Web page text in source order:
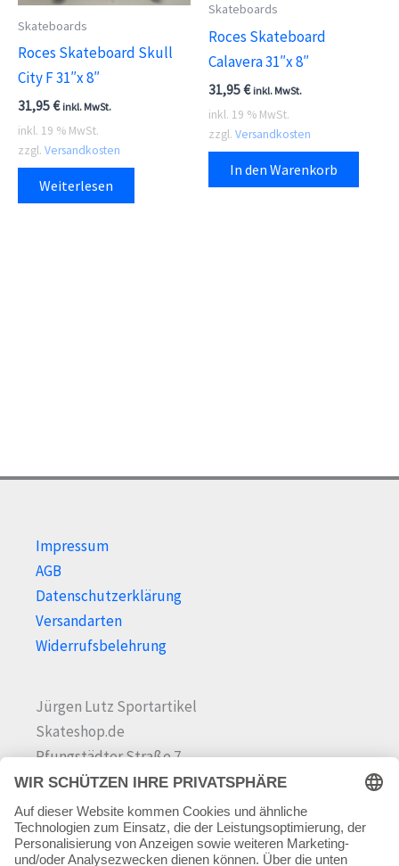
Skateboards
Roces Skateboard Skull
City F 31″x 8″
31,95€ inkl. MwSt.
inkl. 19 % MwSt.
zzgl. Versandkosten
Weiterlesen
Skateboards
Roces Skateboard
Calavera 31″x 8″
31,95€ inkl. MwSt.
inkl. 19 % MwSt.
zzgl. Versandkosten
In den Warenkorb
Impressum
AGB
Datenschutzerklärung
Versandarten
Widerrufsbelehrung
Jürgen Lutz Sportartikel
Skateshop.de
Pfungstädter Straße 7
64342 Seeheim-Jugenheim
Tel.06257 868181
Mail:info@skateshop.de